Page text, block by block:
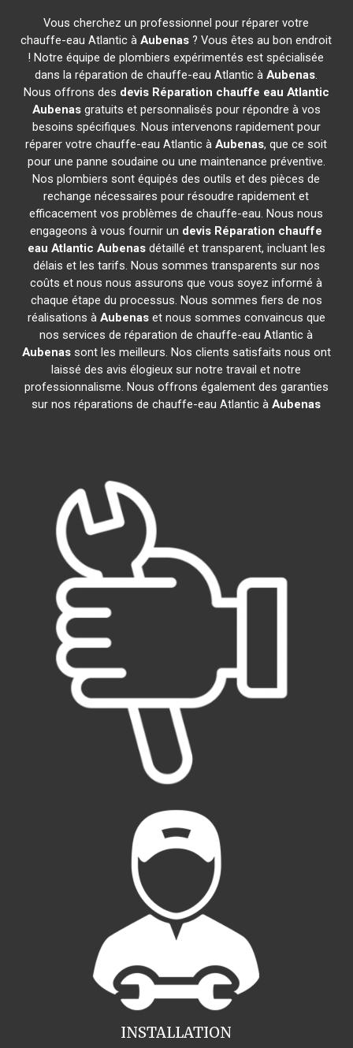
Vous cherchez un professionnel pour réparer votre
chauffe-eau Atlantic àAubenas ? Vous êtes au bon endroit
! Notre équipe de plombiers expérimentés est spécialisée
dans la réparation de chauffe-eau Atlantic àAubenas.
Nous offrons des devis Réparation chauffe eau Atlantic
Aubenasgratuits et personnalisés pour répondre à vos
besoins spécifiques. Nous intervenons rapidement pour
réparer votre chauffe-eau Atlantic àAubenas, que ce soit
pour une panne soudaine ou une maintenance préventive.
Nos plombiers sont équipés des outils et des pièces de
rechange nécessaires pour résoudre rapidement et
efficacement vos problèmes de chauffe-eau. Nous nous
engageons à vous fournir un devis Réparation chauffe
eau Atlantic Aubenasdétaillé et transparent, incluant les
délais et les tarifs. Nous sommes transparents sur nos
coûts et nous nous assurons que vous soyez informé à
chaque étape du processus. Nous sommes fiers de nos
réalisations à Aubenaset nous sommes convaincus que
nos services de réparation de chauffe-eau Atlantic à
Aubenassont les meilleurs. Nos clients satisfaits nous ont
laissé des avis élogieux sur notre travail et notre
professionnalisme. Nous offrons également des garanties
sur nos réparations de chauffe-eau Atlantic àAubenas
INSTALLATION